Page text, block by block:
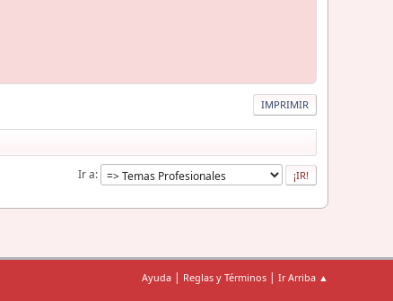
IMPRIMIR
Ir a
Ayuda | Reglas y Términos | Ir Arriba ▲